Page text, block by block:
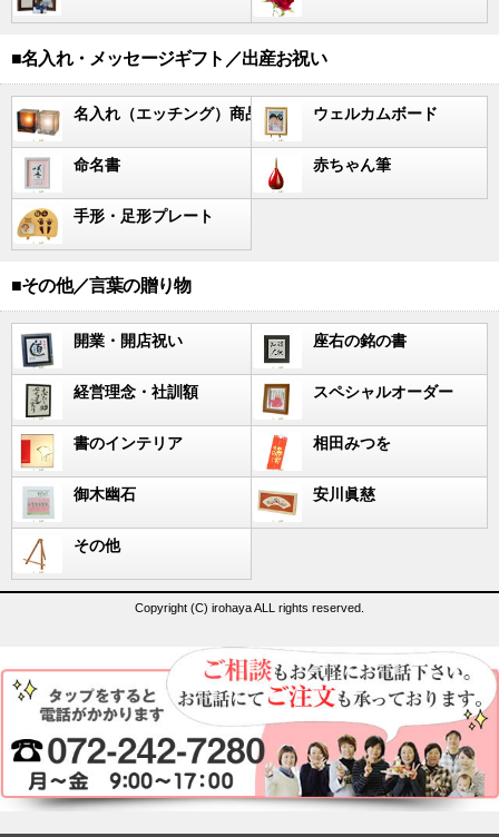
■名入れ・メッセージギフト／出産お祝い
名入れ（エッチング）商品 ウェルカムボード
命名書 赤ちゃん筆
手形・足形プレート
■その他／言葉の贈り物
開業・開店祝い 座右の銘の書
経営理念・社訓額 スペシャルオーダー
書のインテリア 相田みつを
御木幽石 安川眞慈
その他
Copyright (C) irohaya ALL rights reserved.